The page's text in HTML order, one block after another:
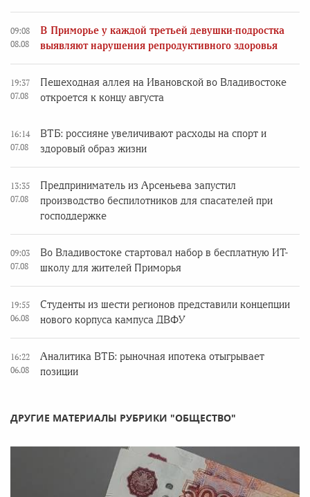
09:08
08.08
В Приморье у каждой третьей девушки-подростка
выявляют нарушения репродуктивного здоровья
19:37
07.08
Пешеходная аллея на Ивановской во Владивостоке
откроется к концу августа
16:14
07.08
ВТБ: россияне увеличивают расходы на спорт и
здоровый образ жизни
13:35
07.08
Предприниматель из Арсеньева запустил
производство беспилотников для спасателей при
господдержке
09:03
07.08
Во Владивостоке стартовал набор в бесплатную ИТ-
школу для жителей Приморья
19:55
06.08
Студенты из шести регионов представили концепции
нового корпуса кампуса ДВФУ
16:22
06.08
Аналитика ВТБ: рыночная ипотека отыгрывает
позиции
ДРУГИЕ МАТЕРИАЛЫ РУБРИКИ "ОБЩЕСТВО"